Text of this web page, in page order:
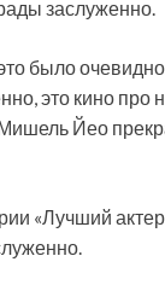
заслуженно.
было
это кино
Йео
«Лучший